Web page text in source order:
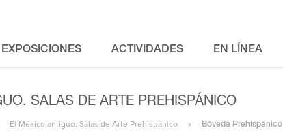
EXPOSICIONES ACTIVIDADES EN LÍNEA
SALAS DE ARTE PREHISPÁNICO
El México antiguo. Salas de Arte Prehispánico Bóveda Prehispánico